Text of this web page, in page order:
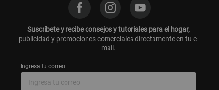
Suscríbete y recibe consejos y tutoriales para el hogar,
publicidad y promociones comerciales directamente en tu e-
mail.
Ingresa tu correo